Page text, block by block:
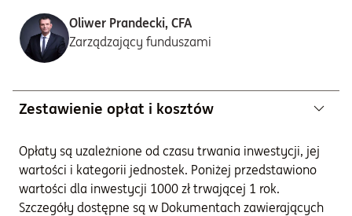
Oliwer Prandecki, CFA
Zarządzający funduszami
Zestawienie opłat i kosztów
Opłaty są uzależnione od czasu trwania inwestycji, jej
wartości i kategorii jednostek. Poniżej przedstawiono
wartości dla inwestycji 1000 zł trwającej 1 rok.
Szczegóły dostępne są w Dokumentach zawierających